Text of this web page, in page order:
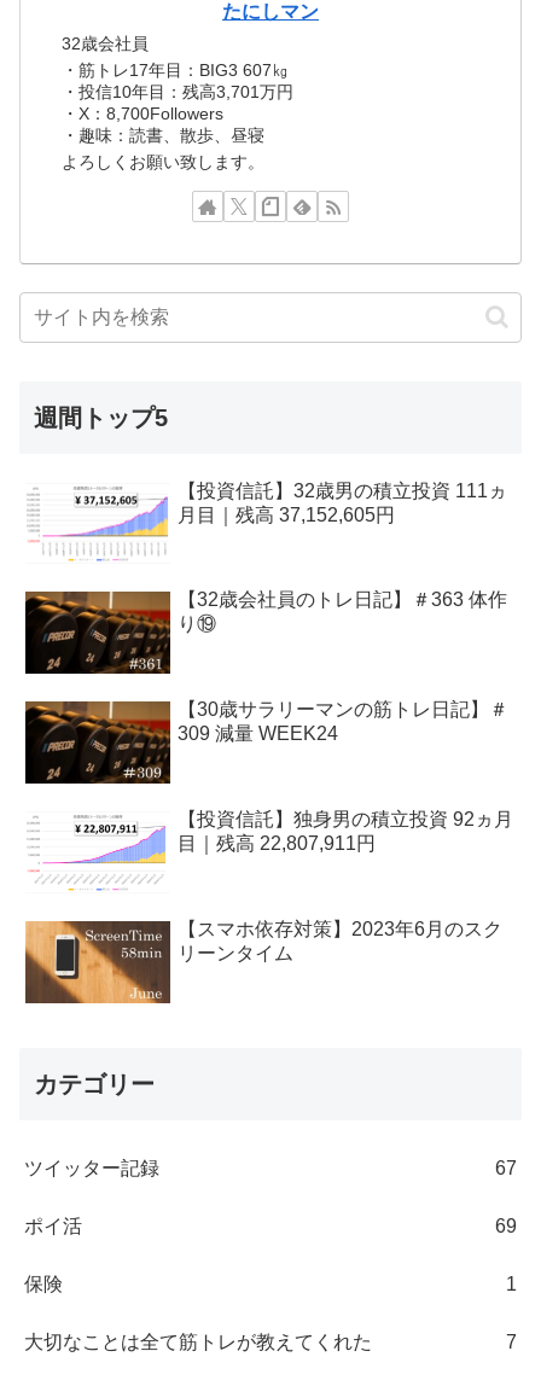
たにしマン
32歳会社員
・筋トレ17年目：BIG3 607㎏
・投信10年目：残高3,701万円
・X：8,700Followers
・趣味：読書、散歩、昼寝
よろしくお願い致します。
週間トップ5
【投資信託】32歳男の積立投資 111ヵ
月目｜残高 37,152,605円
【32歳会社員のトレ日記】＃363 体作
り⑲
【30歳サラリーマンの筋トレ日記】＃
309 減量 WEEK24
【投資信託】独身男の積立投資 92ヵ月
目｜残高 22,807,911円
【スマホ依存対策】2023年6月のスク
リーンタイム
カテゴリー
ツイッター記録 67
ポイ活 69
保険 1
大切なことは全て筋トレが教えてくれた 7